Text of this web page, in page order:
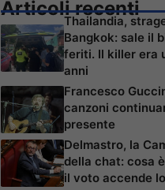
Articoli recenti
Thailandia,
Bangkok: sale il
feriti. Il killer era
anni
Francesco
canzoni
presente
Delmastro, la
della chat: cosa
il voto accende